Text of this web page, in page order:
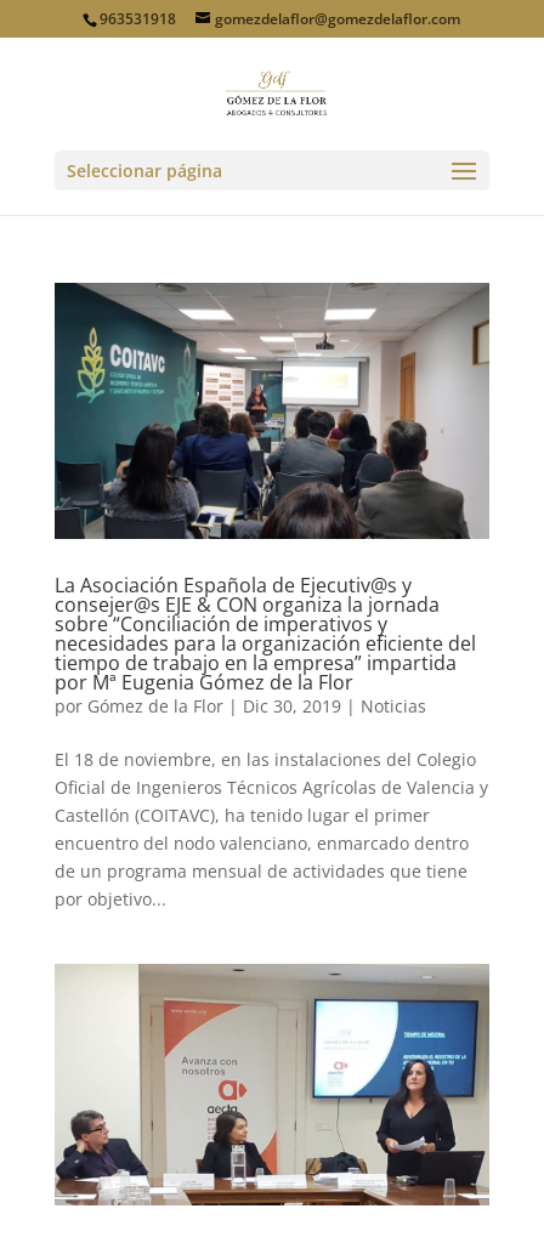
963531918 gomezdelaflor@gomezdelaflor.com
Seleccionar página
La Asociación Española de Ejecutiv@s y
consejer@s EJE & CON organiza la jornada
sobre “Conciliación de imperativos y
necesidades para la organización eficiente del
tiempo de trabajo en la empresa” impartida
por Mª Eugenia Gómez de la Flor
por Gómez de la Flor| Dic 30, 2019| Noticias
El 18 de noviembre, en las instalaciones del Colegio
Oficial de Ingenieros Técnicos Agrícolas de Valencia y
Castellón (COITAVC), ha tenido lugar el primer
encuentro del nodo valenciano, enmarcado dentro
de un programa mensual de actividades que tiene
por objetivo...